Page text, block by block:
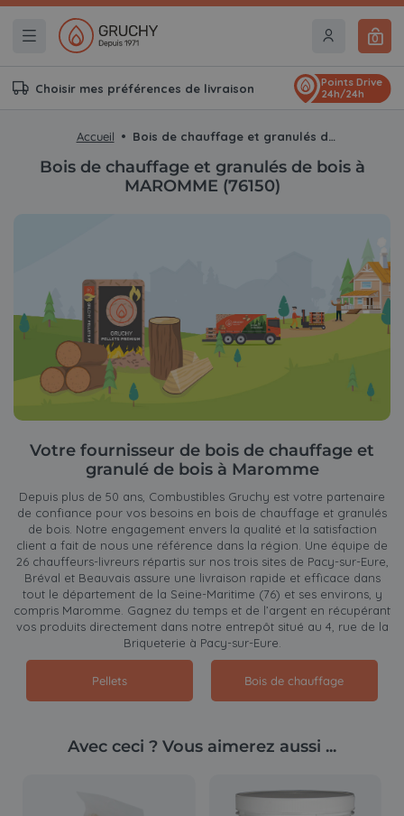
0
Choisir mes préférences de livraison
Points Drive
24h/24h
Accueil Bois de chauffage et granulés de bois à MAROMME (76150)
Bois de chauffage et granulés de bois à
MAROMME (76150)
Votre fournisseur de bois de chauffage et
granulé de bois à Maromme
Depuis plus de 50 ans, Combustibles Gruchy est votre partenaire
de confiance pour vos besoins en bois de chauffage et granulés
de bois. Notre engagement envers la qualité et la satisfaction
client a fait de nous une référence dans la région. Une équipe de
26 chauffeurs-livreurs répartis sur nos trois sites de Pacy-sur-Eure,
Bréval et Beauvais assure une livraison rapide et efficace dans
tout le département de la Seine-Maritime (76) et ses environs, y
compris Maromme. Gagnez du temps et de l’argent en récupérant
vos produits directement dans notre entrepôt situé au 4, rue de la
Briqueterie à Pacy-sur-Eure.
Pellets Bois de chauffage
Avec ceci ? Vous aimerez aussi ...